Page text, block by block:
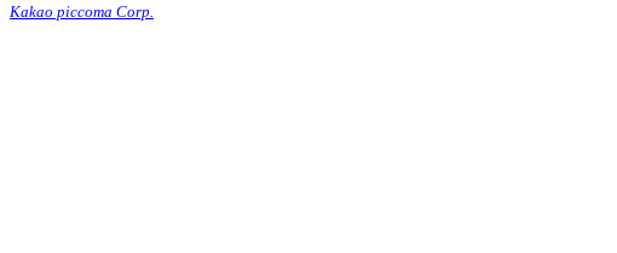
Kakao piccoma Corp.